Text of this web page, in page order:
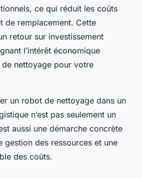
ce qui réduit les coûts
de remplacement. Cette
retour sur investissement
l’intérêt économique
de nettoyage pour votre
un robot de nettoyage dans un
n’est pas seulement un
aussi une démarche concrète
gestion des ressources et une
des coûts.